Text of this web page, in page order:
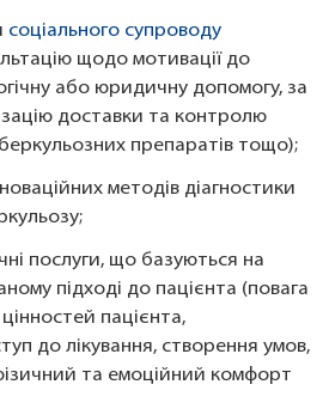
соціального супроводу
щодо мотивації до
або юридичну допомогу, за
доставки та контролю
препаратів тощо);
методів діагностики
послуги, що базуються на
підході до пацієнта (повага
пацієнта,
до лікування, створення умов,
та емоційний комфорт